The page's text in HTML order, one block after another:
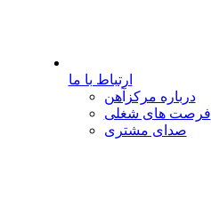
ارتباط با ما
درباره مرکزآهن
فرصت های شغلی
صدای مشتری